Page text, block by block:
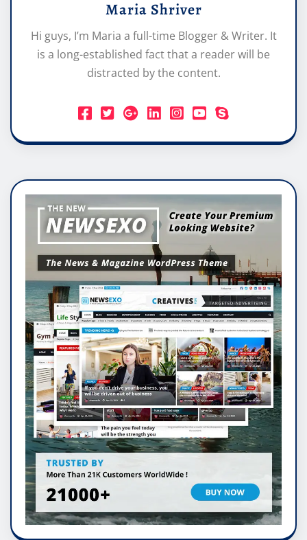
Maria Shriver
Hi guys, I’m Maria a full-time Blogger & Writer. It
is a long-established fact that a reader will be
distracted by the content.